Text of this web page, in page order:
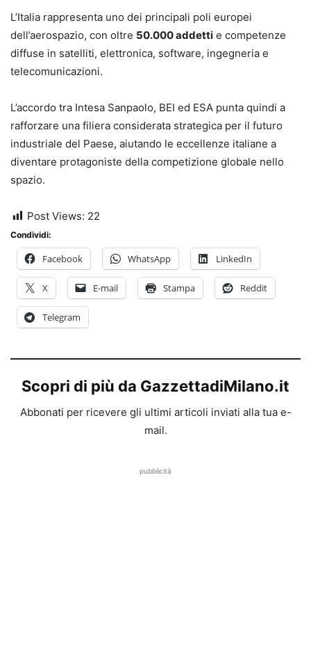
L’Italia rappresenta uno dei principali poli europei
dell’aerospazio, con oltre 50.000 addetti e competenze
diffuse in satelliti, elettronica, software, ingegneria e
telecomunicazioni.
L’accordo tra Intesa Sanpaolo, BEI ed ESA punta quindi a
rafforzare una filiera considerata strategica per il futuro
industriale del Paese, aiutando le eccellenze italiane a
diventare protagoniste della competizione globale nello
spazio.
Post Views: 22
Condividi:
Facebook WhatsApp LinkedIn
X E-mail Stampa Reddit
Telegram
Scopri di più da GazzettadiMilano.it
Abbonati per ricevere gli ultimi articoli inviati alla tua e-
mail.
pubblicità